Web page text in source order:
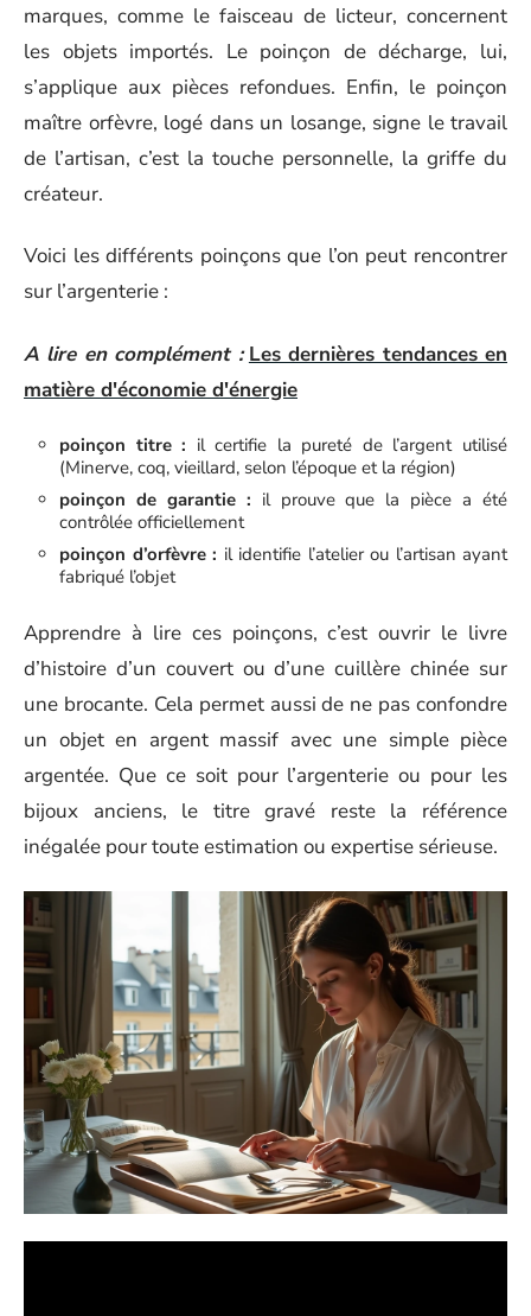
marques, comme le faisceau de licteur, concernent
les objets importés. Le poinçon de décharge, lui,
s’applique aux pièces refondues. Enfin, le poinçon
maître orfèvre, logé dans un losange, signe le travail
de l’artisan, c’est la touche personnelle, la griffe du
créateur.
Voici les différents poinçons que l’on peut rencontrer
sur l’argenterie :
A lire en complément : Les dernières tendances en
matière d'économie d'énergie
poinçon titre : il certifie la pureté de l’argent utilisé
(Minerve, coq, vieillard, selon l’époque et la région)
poinçon de garantie : il prouve que la pièce a été
contrôlée officiellement
poinçon d’orfèvre : il identifie l’atelier ou l’artisan ayant
fabriqué l’objet
Apprendre à lire ces poinçons, c’est ouvrir le livre
d’histoire d’un couvert ou d’une cuillère chinée sur
une brocante. Cela permet aussi de ne pas confondre
un objet en argent massif avec une simple pièce
argentée. Que ce soit pour l’argenterie ou pour les
bijoux anciens, le titre gravé reste la référence
inégalée pour toute estimation ou expertise sérieuse.